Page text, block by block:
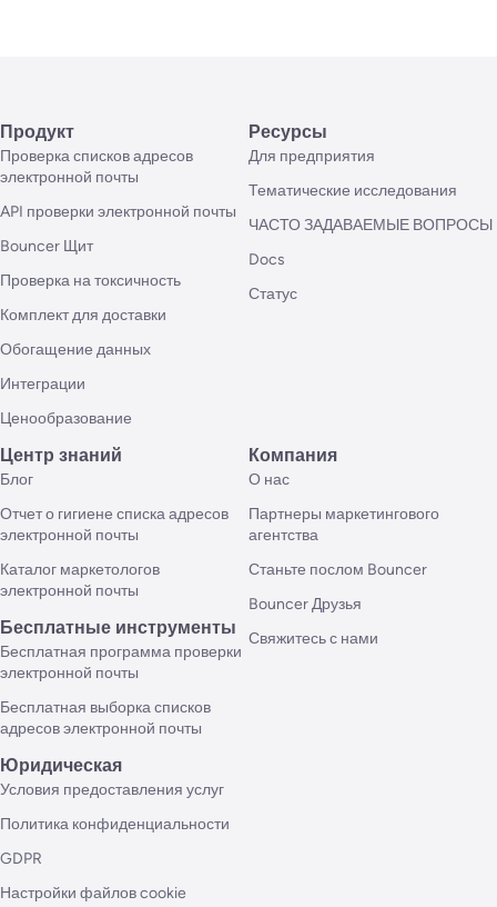
Продукт
Проверка списков адресов
электронной почты
API проверки электронной почты
Bouncer Щит
Проверка на токсичность
Комплект для доставки
Обогащение данных
Интеграции
Ценообразование
Ресурсы
Для предприятия
Тематические исследования
ЧАСТО ЗАДАВАЕМЫЕ ВОПРОСЫ
Docs
Статус
Центр знаний
Блог
Отчет о гигиене списка адресов
электронной почты
Каталог маркетологов
электронной почты
Бесплатные инструменты
Бесплатная программа проверки
электронной почты
Бесплатная выборка списков
адресов электронной почты
Компания
О нас
Партнеры маркетингового
агентства
Станьте послом Bouncer
Bouncer Друзья
Свяжитесь с нами
Юридическая
Условия предоставления услуг
Политика конфиденциальности
GDPR
Настройки файлов cookie